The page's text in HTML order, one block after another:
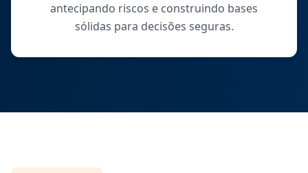
antecipando riscos e construindo bases
sólidas para decisões seguras.